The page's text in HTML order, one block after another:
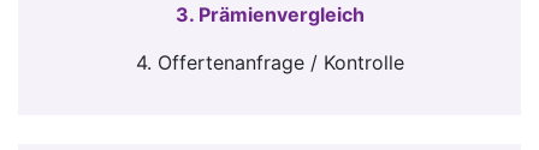
3. Prämienvergleich
4. Offertenanfrage / Kontrolle